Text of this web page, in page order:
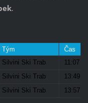
.
Tým
Čas
Silvini Ski Trab
11:07
Silvini Ski Trab
13:49
Silvini Ski Trab 13:57